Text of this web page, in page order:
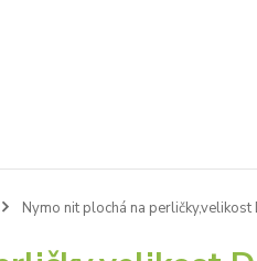
Nymo nit plochá na